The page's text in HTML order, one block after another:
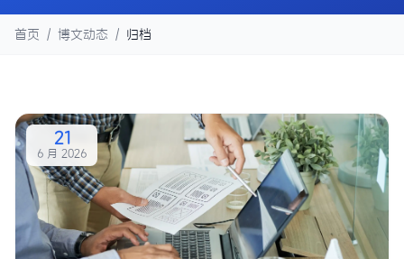
首页 / 博文动态 / 归档
21
6 月 2026